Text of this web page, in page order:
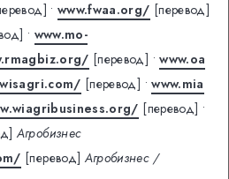
• www.fwaa.org/ [перевод]
• www.mo-
[перевод] •www.oa
[перевод] •www.mia
[перевод] •
Агробизнес
[перевод] Агробизнес /